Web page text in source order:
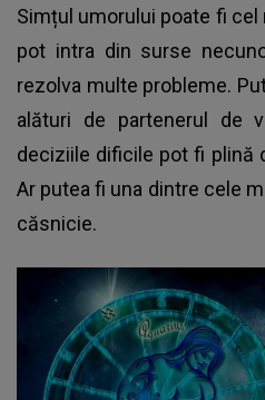
Simțul umorului poate fi cel
pot intra din surse
rezolva multe probleme.
alături de partenerul de
deciziile dificile pot fi plină
Ar putea fi una dintre cele
căsnicie.